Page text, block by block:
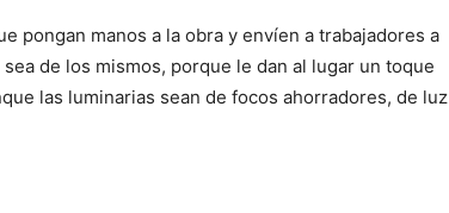
pongan manos a la obra y envíen a trabajadores a
de los mismos, porque le dan al lugar un toque
las luminarias sean de focos ahorradores, de luz